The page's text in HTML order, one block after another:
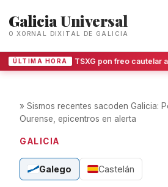
Galicia Universal
O XORNAL DIXITAL DE GALICIA
ÚLTIMA HORA
» Sismos recentes sacoden Galicia:
Ourense, epicentros en alerta
GALICIA
Galego Castelán